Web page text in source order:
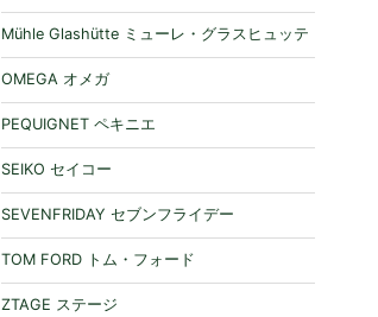
Mühle Glashütte ミューレ・グラスヒュッテ
OMEGA オメガ
PEQUIGNET ペキニエ
SEIKO セイコー
SEVENFRIDAY セブンフライデー
TOM FORD トム・フォード
ZTAGE ステージ